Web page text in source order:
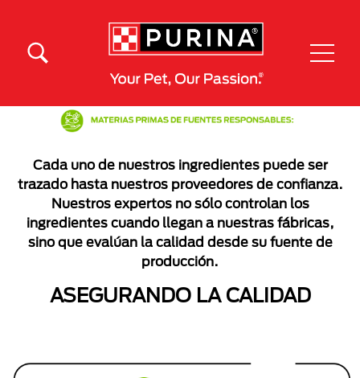
Cada uno de nuestros ingredientes puede ser
trazado hasta nuestros proveedores de confianza.
Nuestros expertos no sólo controlan los
ingredientes cuando llegan a nuestras fábricas,
sino que evalúan la calidad desde su fuente de
producción.
ASEGURANDO LA CALIDAD